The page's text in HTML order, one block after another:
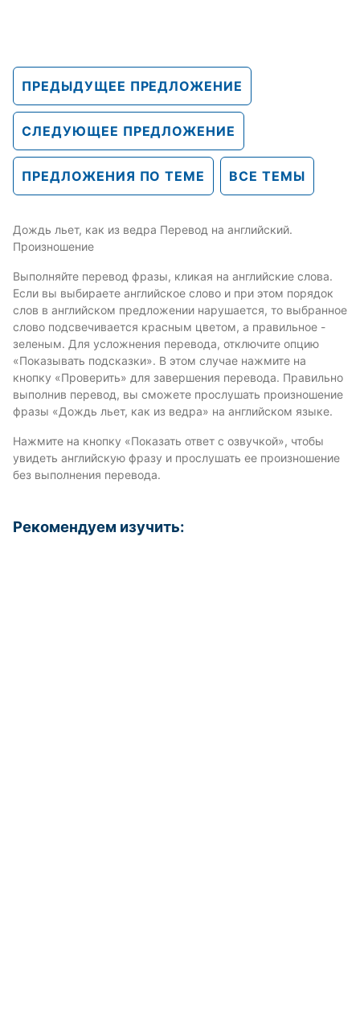
ПРЕДЫДУЩЕЕ ПРЕДЛОЖЕНИЕ
СЛЕДУЮЩЕЕ ПРЕДЛОЖЕНИЕ
ПРЕДЛОЖЕНИЯ ПО ТЕМЕ ВСЕ ТЕМЫ
Дождь льет, как из ведра Перевод на английский.
Произношение
Выполняйте перевод фразы, кликая на английские слова.
Если вы выбираете английское слово и при этом порядок
слов в английском предложении нарушается, то выбранное
слово подсвечивается красным цветом, а правильное -
зеленым. Для усложнения перевода, отключите опцию
«Показывать подсказки». В этом случае нажмите на
кнопку «Проверить» для завершения перевода. Правильно
выполнив перевод, вы сможете прослушать произношение
фразы «Дождь льет, как из ведра» на английском языке.
Нажмите на кнопку «Показать ответ с озвучкой», чтобы
увидеть английскую фразу и прослушать ее произношение
без выполнения перевода.
Рекомендуем изучить: